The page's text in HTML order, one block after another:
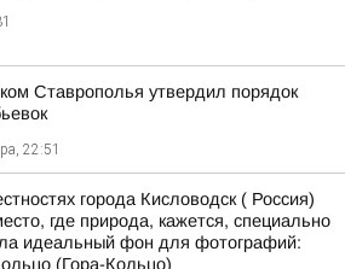
Ставрополья утвердил порядок
22:51
города Кисловодск ( Россия)
где природа, кажется, специально
идеальный фон для фотографий:
(Гора-Кольцо)